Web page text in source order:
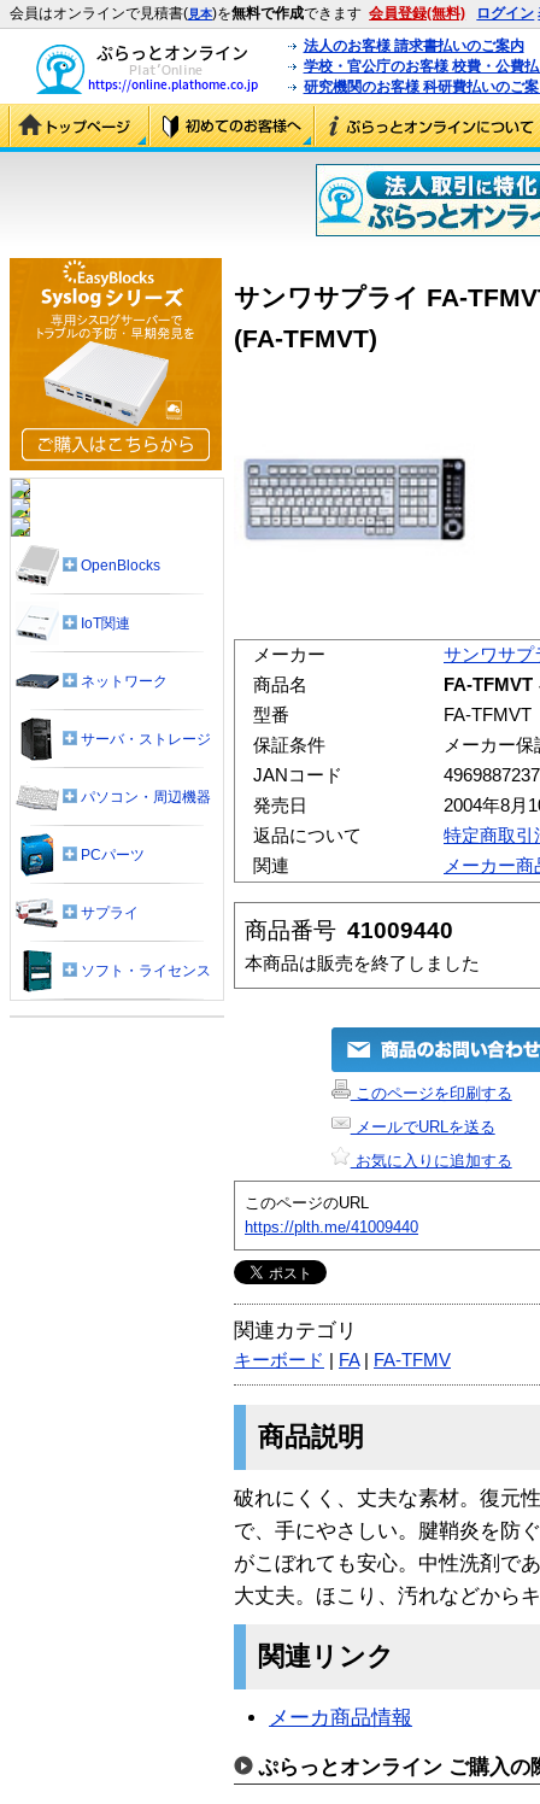
会員はオンラインで見積書(見本)を無料で作成できます 会員登録(無料) ログイン
法人のお客様 請求書払いのご案内
学校・官公庁のお客様 校費・公費
研究機関のお客様 科研費払いのご
サンワサプライ FA-
(FA-TFMVT)
メーカー
サンワサプ
商品名
FA-
型番
FA-TFMVT
保証条件
メーカー保
JANコード
発売日
2004年8月
返品について
特定商取引
関連
メーカー
商品番号 41009440
本商品は販売を終了しました
このページを印刷する
メールでURLを送る
お気に入りに追加する
このページのURL
https://plth.me/41009440
関連カテゴリ
キーボード FA| FA-TFMV
商品説明
破れにくく、丈夫な素材。復元
で、手にやさしい。腱鞘炎を防
がこぼれても安心。中性洗剤で
大丈夫。ほこり、汚れなどから
関連リンク
メーカ商品情報
ぷらっとオンライン ご購入の
OpenBlocks
IoT関連
ネットワーク
サーバ・ストレージ
パソコン・周辺機器
PCパーツ
サプライ
ソフト・ライセンス